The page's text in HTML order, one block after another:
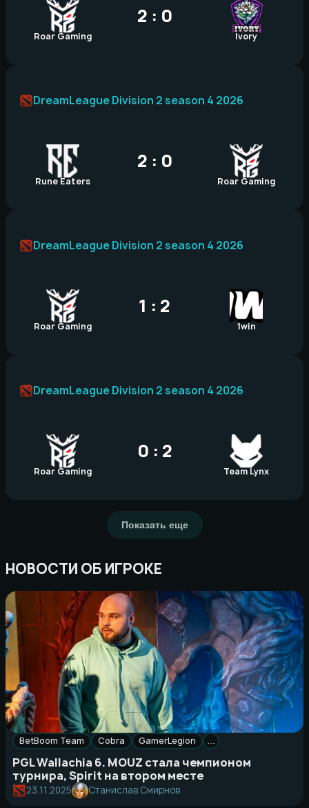
Roar Gaming
2 : 0
Ivory
Rune Eaters
2 : 0
Roar Gaming
DreamLeague Division 2 season 4 2026
Roar Gaming
1 : 2
1win
DreamLeague Division 2 season 4 2026
Roar Gaming
0 : 2
Team Lynx
DreamLeague Division 2 season 4 2026
Показать еще
НОВОСТИ ОБ ИГРОКЕ
BetBoom Team Cobra GamerLegion …
PGL Wallachia 6. MOUZ стала чемпионом
турнира, Spirit на втором месте
23.11.2025 Станислав Смирнов